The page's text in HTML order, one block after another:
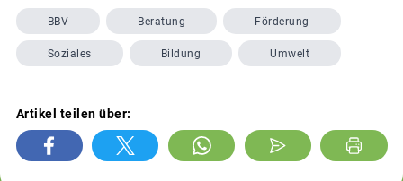
BBV Beratung Förderung
Soziales Bildung Umwelt
Artikel teilen über: